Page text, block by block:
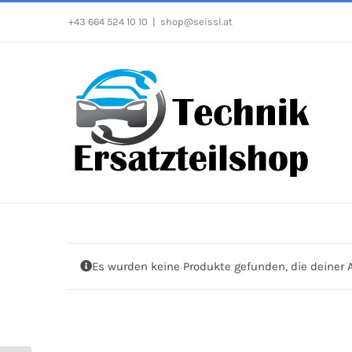
+43 664 524 10 10 shop@seissl.at
Es wurden keine Produkte gefunden, die deiner